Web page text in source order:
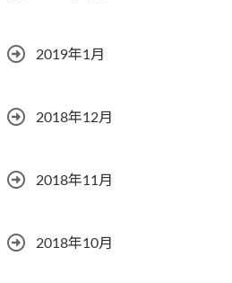
2019年1月
2018年12月
2018年11月
2018年10月